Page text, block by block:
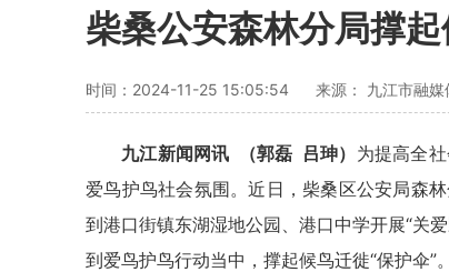
柴桑公安森林分局撑
时间：2024-11-25 15:05:54 来源： 九江市融
九江新闻网讯 （郭磊 吕珅） 为提高全
爱鸟护鸟社会氛围。近日，柴桑区公安局森
到港口街镇东湖湿地公园、港口中学开展“关
到爱鸟护鸟行动当中，撑起候鸟迁徙“保护伞”。